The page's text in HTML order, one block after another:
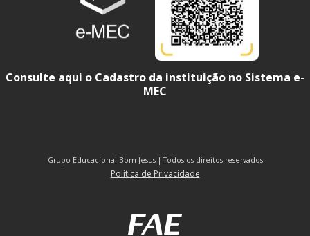
Consulte aqui o Cadastro da instituição no Sistema e-
MEC
Grupo Educacional Bom Jesus | Todos os direitos reservados
Política de Privacidade